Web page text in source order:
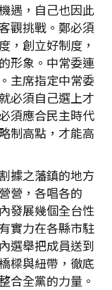
遇，自己也因此
觀挑戰。鄭必須
，創立好制度，
形象。中常委連
主席指定中常委
必須自己選上才
須應合民主時代
制高點，才能高
據之藩鎮的地方
營，各唱各的
發展幾個全台性
實力在各縣市駐
選舉把成員送到
樑與紐帶，徹底
合全黨的力量。